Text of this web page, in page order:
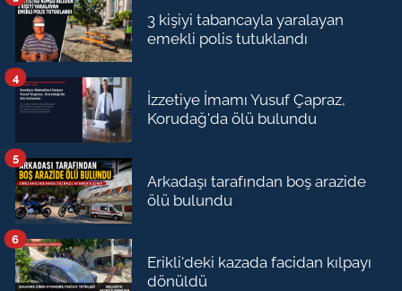
3 kişiyi tabancayla yaralayan
emekli polis tutuklandı
İzzetiye İmamı Yusuf Çapraz,
Korudağ'da ölü bulundu
4
Arkadaşı tarafından boş arazide
ölü bulundu
5
Erikli'deki kazada facidan kılpayı
dönüldü
6